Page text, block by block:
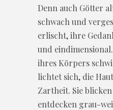
Denn auch Götter
schwach und
erlischt, ihre
und
ihres Körpers
lichtet sich, die
Zartheit. Sie
entdecken grau-